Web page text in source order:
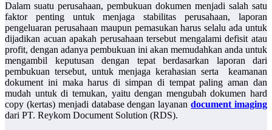
Dalam suatu perusahaan, pembukuan dokumen menjadi salah satu
faktor penting untuk menjaga stabilitas perusahaan, laporan
pengeluaran perusahaan maupun pemasukan harus selalu ada untuk
dijadikan acuan apakah perusahaan tersebut mengalami defisit atau
profit, dengan adanya pembukuan ini akan memudahkan anda untuk
mengambil keputusan dengan tepat berdasarkan laporan dari
pembukuan tersebut, untuk menjaga kerahasian serta keamanan
dokument ini maka harus di simpan di tempat paling aman dan
mudah untuk di temukan, yaitu dengan mengubah dokumen hard
copy (kertas) menjadi database dengan layanandocument imaging
dari PT. Reykom Document Solution (RDS).